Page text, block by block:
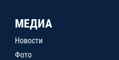
МЕДИА
Новости
Фото